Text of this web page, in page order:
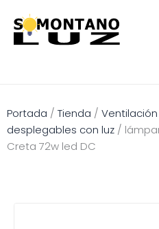
contenido
Portada / Tienda / Ventilación
desplegables con luz /
Creta 72w led DC